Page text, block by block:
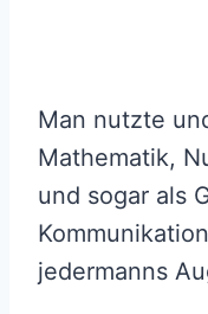
Man nutzte
Mathematik,
und sogar als
jedermanns